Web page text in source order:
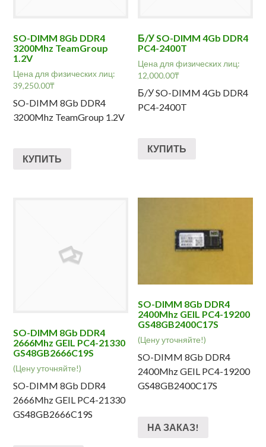
SO-DIMM 8Gb DDR4
3200Mhz TeamGroup
1.2V
Цена для физических лиц:
39,250.00₸
SO-DIMM 8Gb DDR4
3200Mhz TeamGroup 1.2V
КУПИТЬ
Б/У SO-DIMM 4Gb DDR4
PC4-2400T
Цена для физических лиц:
12,000.00₸
Б/У SO-DIMM 4Gb DDR4
PC4-2400T
КУПИТЬ
SO-DIMM 8Gb DDR4
2666Mhz GEIL PC4-21330
GS48GB2666C19S
(Цену уточняйте!)
SO-DIMM 8Gb DDR4
2666Mhz GEIL PC4-21330
GS48GB2666C19S
SO-DIMM 8Gb DDR4
2400Mhz GEIL PC4-19200
GS48GB2400C17S
(Цену уточняйте!)
SO-DIMM 8Gb DDR4
2400Mhz GEIL PC4-19200
GS48GB2400C17S
НА ЗАКАЗ!